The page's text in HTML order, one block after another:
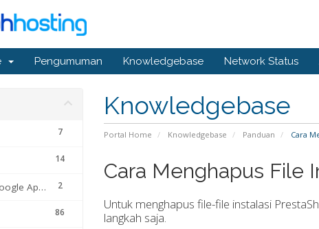
Pengumuman Knowledgebase Network Status
Knowledgebase
Portal Home Knowledgebase Panduan Cara
7
14
2
G Suite (Formerly Google Apps)
86
Cara Menghapus File
Untuk menghapus file-file instalasi
langkah saja.